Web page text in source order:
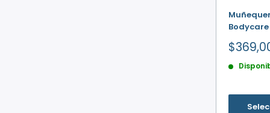
Bodycare
Precio
de
venta